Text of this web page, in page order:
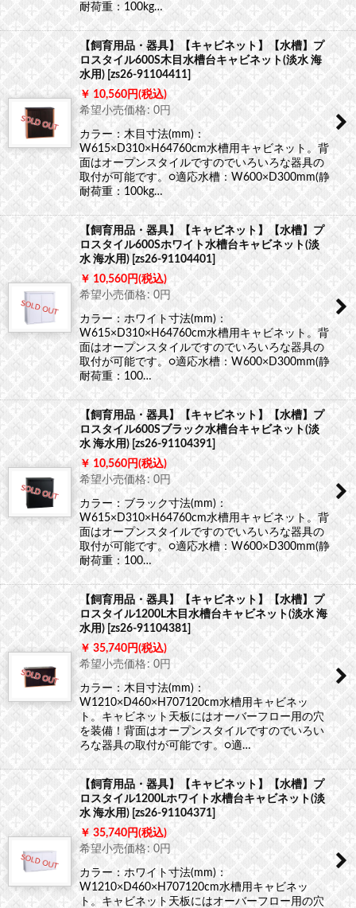
耐荷重：100kg…
【飼育用品・器具】【キャビネット】【水槽】プ
ロスタイル600S木目水槽台キャビネット(淡水 海
水用) [zs26-91104411]
10,560 円(税込)
希望小売価格: 0円
カラー：木目寸法(mm)：
W615×D310×H64760cm水槽用キャビネット。背
面はオープンスタイルですのでいろいろな器具の
取付が可能です。○適応水槽：W600×D300mm(静
耐荷重：100kg…
【飼育用品・器具】【キャビネット】【水槽】プ
ロスタイル600Sホワイト水槽台キャビネット(淡
水 海水用) [zs26-91104401]
10,560 円(税込)
希望小売価格: 0円
カラー：ホワイト寸法(mm)：
W615×D310×H64760cm水槽用キャビネット。背
面はオープンスタイルですのでいろいろな器具の
取付が可能です。○適応水槽：W600×D300mm(静
耐荷重：100…
【飼育用品・器具】【キャビネット】【水槽】プ
ロスタイル600Sブラック水槽台キャビネット(淡
水 海水用) [zs26-91104391]
10,560 円(税込)
希望小売価格: 0円
カラー：ブラック寸法(mm)：
W615×D310×H64760cm水槽用キャビネット。背
面はオープンスタイルですのでいろいろな器具の
取付が可能です。○適応水槽：W600×D300mm(静
耐荷重：100…
【飼育用品・器具】【キャビネット】【水槽】プ
ロスタイル1200L木目水槽台キャビネット(淡水 海
水用) [zs26-91104381]
35,740 円(税込)
希望小売価格: 0円
カラー：木目寸法(mm)：
W1210×D460×H707120cm水槽用キャビネッ
ト。キャビネット天板にはオーバーフロー用の穴
を装備！背面はオープンスタイルですのでいろい
ろな器具の取付が可能です。○適…
【飼育用品・器具】【キャビネット】【水槽】プ
ロスタイル1200Lホワイト水槽台キャビネット(淡
水 海水用) [zs26-91104371]
35,740 円(税込)
希望小売価格 : 0円
カラー：ホワイト寸法(mm)：
W1210×D460×H707120cm水槽用キャビネッ
ト。キャビネット天板にはオーバーフロー用の穴